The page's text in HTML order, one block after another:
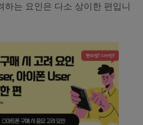
하는 요인은 다소 상이한 편입니